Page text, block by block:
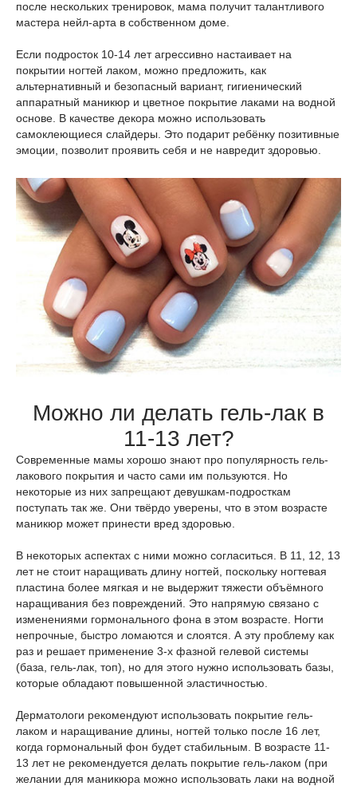
после нескольких тренировок, мама получит талантливого
мастера нейл-арта в собственном доме.
Если подросток 10-14 лет агрессивно настаивает на
покрытии ногтей лаком, можно предложить, как
альтернативный и безопасный вариант, гигиенический
аппаратный маникюр и цветное покрытие лаками на водной
основе. В качестве декора можно использовать
самоклеющиеся слайдеры. Это подарит ребёнку позитивные
эмоции, позволит проявить себя и не навредит здоровью.
Можно ли делать гель-лак в
11-13 лет?
Современные мамы хорошо знают про популярность гель-
лакового покрытия и часто сами им пользуются. Но
некоторые из них запрещают девушкам-подросткам
поступать так же. Они твёрдо уверены, что в этом возрасте
маникюр может принести вред здоровью.
В некоторых аспектах с ними можно согласиться. В 11, 12, 13
лет не стоит наращивать длину ногтей, поскольку ногтевая
пластина более мягкая и не выдержит тяжести объёмного
наращивания без повреждений. Это напрямую связано с
изменениями гормонального фона в этом возрасте. Ногти
непрочные, быстро ломаются и слоятся. А эту проблему как
раз и решает применение 3-х фазной гелевой системы
(база, гель-лак, топ), но для этого нужно использовать базы,
которые обладают повышенной эластичностью.
Дерматологи рекомендуют использовать покрытие гель-
лаком и наращивание длины, ногтей только после 16 лет,
когда гормональный фон будет стабильным. В возрасте 11-
13 лет не рекомендуется делать покрытие гель-лаком (при
желании для маникюра можно использовать лаки на водной